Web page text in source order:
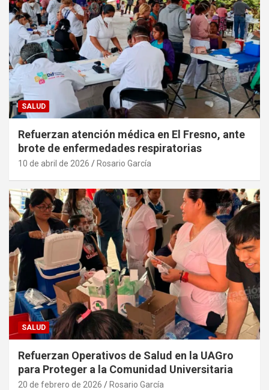
SALUD
Refuerzan atención médica en El Fresno, ante
brote de enfermedades respiratorias
10 de abril de 2026 Rosario García
SALUD
Refuerzan Operativos de Salud en la UAGro
para Proteger a la Comunidad Universitaria
20 de febrero de 2026 Rosario García